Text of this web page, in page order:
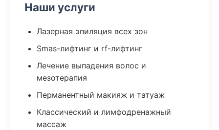
Наши услуги
Лазерная эпиляция всех зон
Smas-лифтинг и rf-лифтинг
Лечение выпадения волос и
мезотерапия
Перманентный макияж и татуаж
Классический и лимфодренажный
массаж